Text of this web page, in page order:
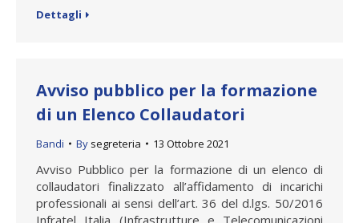
Dettagli
Avviso pubblico per la formazione
di un Elenco Collaudatori
Bandi By segreteria 13 Ottobre 2021
Avviso Pubblico per la formazione di un elenco di
collaudatori finalizzato all’affidamento di incarichi
professionali ai sensi dell’art. 36 del d.lgs. 50/2016
Infratel Italia (Infrastrutture e Telecomunicazioni